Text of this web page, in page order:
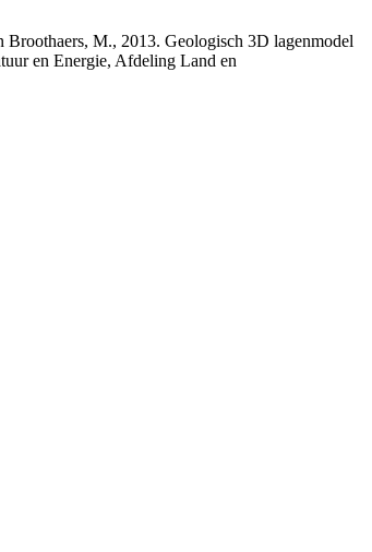
M., 2013. Geologisch 3D lagenmodel
en Energie, Afdeling Land en